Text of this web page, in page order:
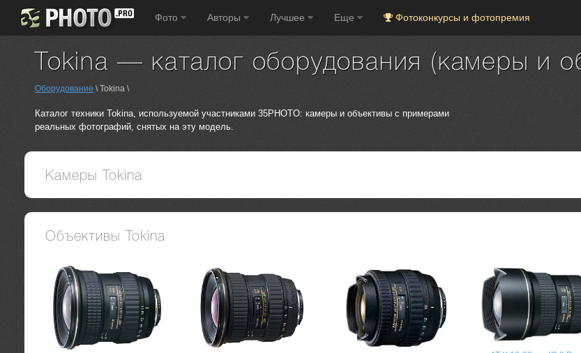
Фото Авторы Лучшее Еще Фотоконкурсы и фотопремия
Tokina — каталог оборудования (камеры и
Оборудование \ Tokina \
Каталог техники Tokina, используемой участниками 35PHOTO: камеры и объективы с примерами
реальных фотографий, снятых на эту модель.
Камеры Tokina
Объективы Tokina